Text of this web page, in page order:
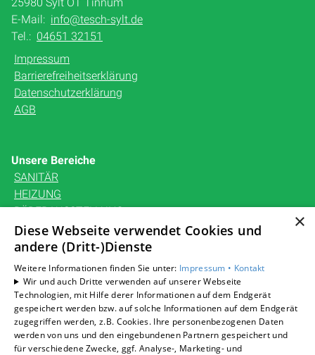
25980 Sylt OT Tinnum
E-Mail: info@tesch-sylt.de
Tel.: 04651 32151
Impressum
Barrierefreiheitserklärung
Datenschutzerklärung
AGB
Unsere Bereiche
SANITÄR
HEIZUNG
BÄDERAUSSTELLUNG
KARRIERE
UNTERNEHMEN
KONTAKT
Um externe HTML-Inhalte anzuzeigen, benötigen wir
Ihre Einwilligung.
×
Diese Webseite verwendet Cookies und
andere (Dritt-)Dienste
Weitere Informationen finden Sie unter: Impressum • Kontakt
Wir und auch Dritte verwenden auf unserer Webseite
Technologien, mit Hilfe derer Informationen auf dem Endgerät
gespeichert werden bzw. auf solche Informationen auf dem Endgerät
zugegriffen werden, z.B. Cookies. Ihre personenbezogenen Daten
werden von uns und den eingebundenen Partnern gespeichert und
für verschiedene Zwecke, ggf. Analyse-, Marketing- und